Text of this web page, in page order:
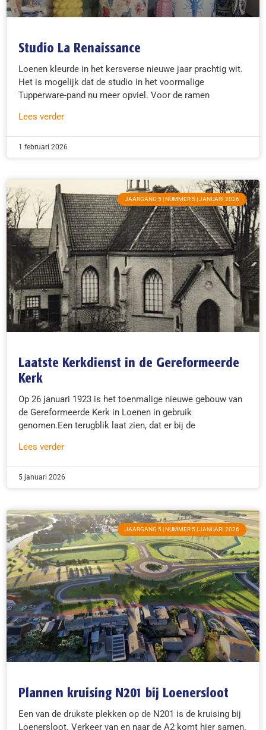
Studio La Renaissance
Loenen kleurde in het kersverse nieuwe jaar prachtig wit.
Het is mogelijk dat de studio in het voormalige
Tupperware-pand nu meer opviel. Voor de ramen
Lees verder
1 februari 2026
JAARGANG 5 | NUMMER 5 | JANUARI 2026
Laatste Kerkdienst in de Gereformeerde
Kerk
Op 26 januari 1923 is het toenmalige nieuwe gebouw van
de Gereformeerde Kerk in Loenen in gebruik
genomen.Een terugblik laat zien, dat er bij de
Lees verder
5 januari 2026
JAARGANG 5 | NUMMER 5 | JANUARI 2026
Plannen kruising N201 bij Loenersloot
Een van de drukste plekken op de N201 is de kruising bij
Loenersloot. Verkeer van en naar de A2 komt hier samen.